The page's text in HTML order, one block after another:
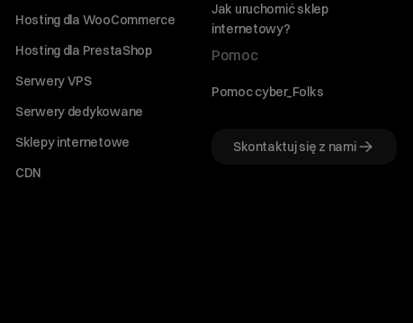
Hosting dla WooCommerce
Hosting dla PrestaShop
Serwery VPS
Serwery dedykowane
Sklepy internetowe
CDN
Jak uruchomić sklep
internetowy?
Pomoc
Pomoc cyber_Folks
Skontaktuj się z nami